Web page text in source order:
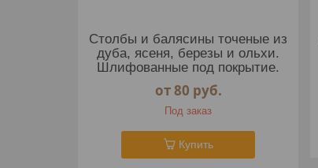
Столбы и балясины точеные из
дуба, ясеня, березы и ольхи.
Шлифованные под покрытие.
от 80 руб.
Под заказ
Купить